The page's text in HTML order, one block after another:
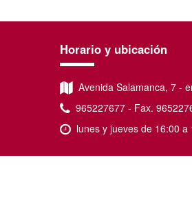
Horario y ubicación
Avenida Salamanca, 7 -
965227677 - Fax.
lunes y jueves de 16:00 a